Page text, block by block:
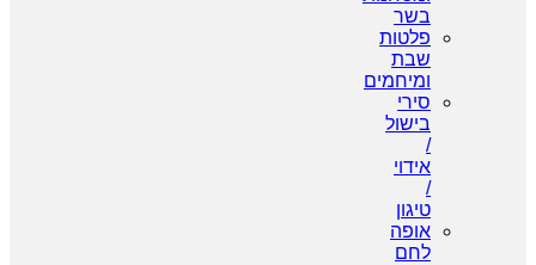
בשר
פלטות
שבת
ומיחמים
סירי
בישול
/
אידוי
/
טיגון
אופה
לחם